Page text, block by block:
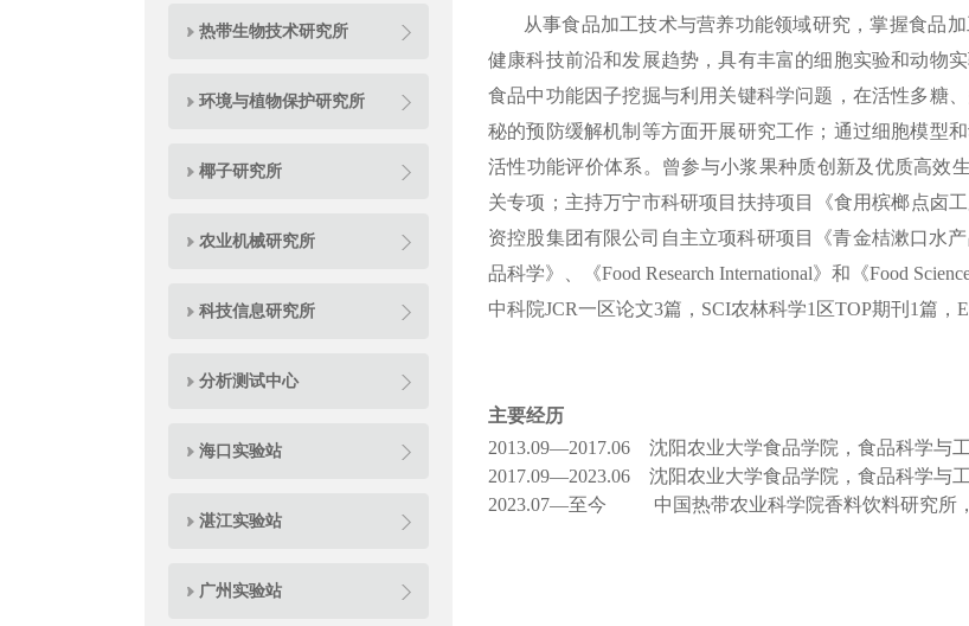
热带生物技术研究所
环境与植物保护研究所
椰子研究所
农业机械研究所
科技信息研究所
分析测试中心
海口实验站
湛江实验站
广州实验站
从事食品加工技术与营养功能领域研究，掌握食品加
健康科技前沿和发展趋势，具有丰富的细胞实验和动物
食品中功能因子挖掘与利用关键科学问题，在活性多糖
秘的预防缓解机制等方面开展研究工作；通过细胞模型
活性功能评价体系。曾参与小浆果种质创新及优质高效
关专项；主持万宁市科研项目扶持项目《食用槟榔点卤
资控股集团有限公司自主立项科研项目《青金桔漱口水
品科学》、《Food Research International》和《Food
中科院JCR一区论文3篇，SCI农林科学1区TOP期刊1篇，
主要经历
2013.09—2017.06 沈阳农业大学食品学院，食品科学与
2017.09—2023.06 沈阳农业大学食品学院，食品科学与
2023.07—至今 中国热带农业科学院香料饮料研究所